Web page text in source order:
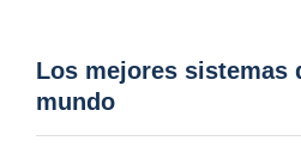
Los mejores sistemas
mundo